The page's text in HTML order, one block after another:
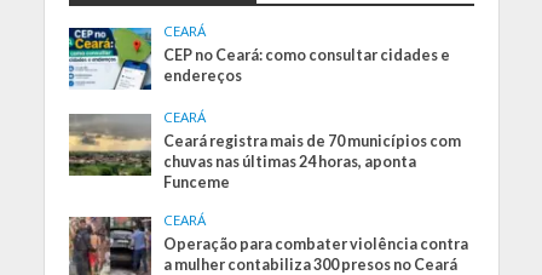
CEARÁ
CEP no Ceará: como consultar cidades e
endereços
CEARÁ
Ceará registra mais de 70 municípios com
chuvas nas últimas 24 horas, aponta
Funceme
CEARÁ
Operação para combater violência contra
a mulher contabiliza 300 presos no Ceará